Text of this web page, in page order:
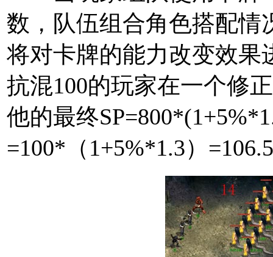
数，队伍组合角色搭配情
将对卡牌的能力改变效果
抗混100的玩家在一个修
他的最终
=100*（1+5%*1.3）